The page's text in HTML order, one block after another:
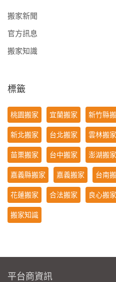
搬家新聞
官方訊息
搬家知識
標籤
桃園搬家 宜蘭搬家 新竹縣
新北搬家 台北搬家 雲林搬家
苗栗搬家 台中搬家 澎湖搬家
嘉義縣搬家 嘉義搬家 台南
花蓮搬家 合法搬家 良心搬家
搬家知識
平台商資訊